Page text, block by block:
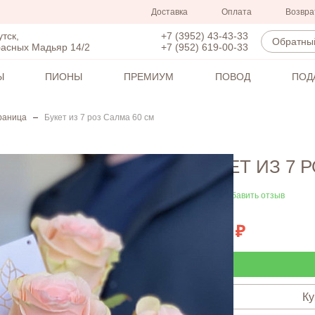
Доставка Оплата
Мадьяр 14/2
+7 (3952) 43-43-33
+7 (952) 619-00-33
ПИОНЫ ПРЕМИУМ ПОВОД
Букет из 7 роз Салма 60 см
БУКЕТ ИЗ 7
Добавить отзыв